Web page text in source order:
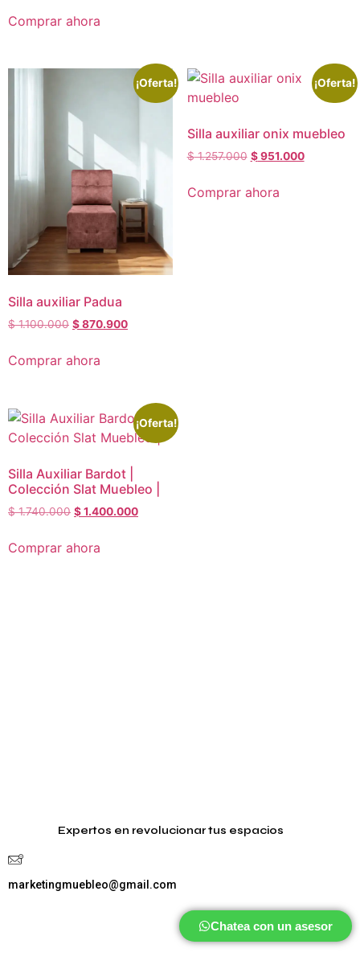
Comprar ahora
¡Oferta!
Silla auxiliar Padua
$1.100.000 $870.900
Comprar ahora
¡Oferta!
Silla auxiliar onix muebleo
$1.257.000 $951.000
Comprar ahora
¡Oferta!
Silla Auxiliar Bardot |
Colección Slat Muebleo |
$1.740.000 $1.400.000
Comprar ahora
Expertos en revolucionar tus espacios
marketingmuebleo@gmail.com
Chatea con un asesor